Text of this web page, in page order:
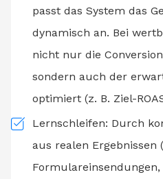
passt das System das
dynamisch an. Bei
nicht nur die
sondern auch der
optimiert (z. B. Ziel-
Lernschleifen: Durch
aus realen Ergebnissen